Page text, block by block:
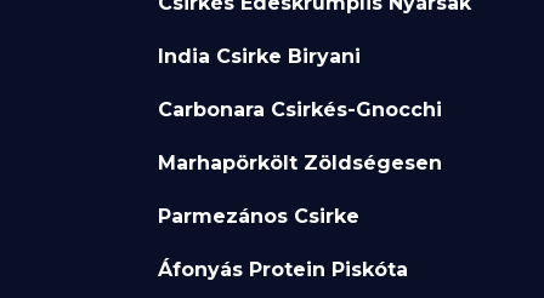
India Csirke Biryani
Carbonara Csirkés-Gnocchi
Marhapörkölt Zöldségesen
Parmezános Csirke
Áfonyás Protein Piskóta